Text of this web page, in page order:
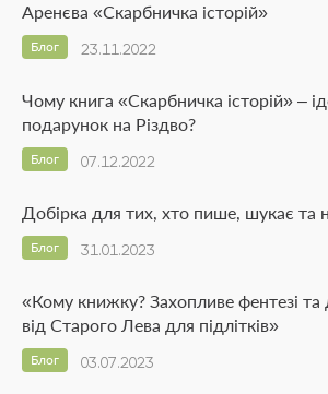
Аренєва «Скарбничка історій»
23.11.2022
Блог
Чому книга «Скарбничка історій» –
подарунок на Різдво?
07.12.2022
Блог
Добірка для тих, хто пише, шукає та
31.01.2023
Блог
«Кому книжку? Захопливе фентезі та
від Старого Лева для підлітків»
03.07.2023
Блог